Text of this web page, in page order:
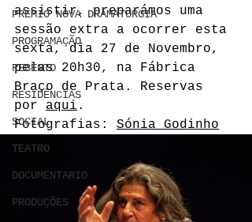
PRÉMIO NOVA DRAMATURGIA
PROGRAMAÇÃO
REBENTO
RESIDÊNCIAS
SOCIAL
TEATRO
DOCUMENTARIO
PRODUÇÕES
assistir, preparámos uma
sessão extra a ocorrer esta
sexta, dia 27 de Novembro,
pelas 20h30, na Fábrica
Braço de Prata. Reservas
por aqui .
Fotografias: Sónia Godinho